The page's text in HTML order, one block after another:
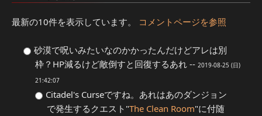
最新の10件を表示しています。 コメントページを参照
砂漠で呪いみたいなのかかったんだけどアレは別
枠？HP減るけど敵倒すと回復するあれ -- 2019-08-25 (日)
21:42:07
Citadel's Curseですね。あれはあのダンジョン
で発生するクエスト"The Clean Room"に付随